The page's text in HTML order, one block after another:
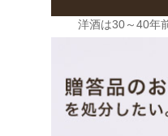
洋酒は30～40年